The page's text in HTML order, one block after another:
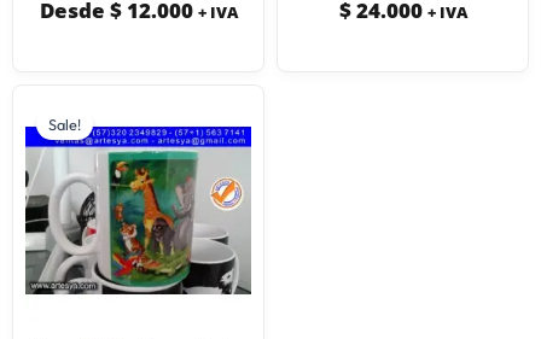
Desde $12.000 + IVA $24.000 + IVA
Sale!